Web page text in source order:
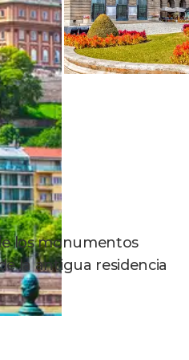
los monumentos
la antigua residencia